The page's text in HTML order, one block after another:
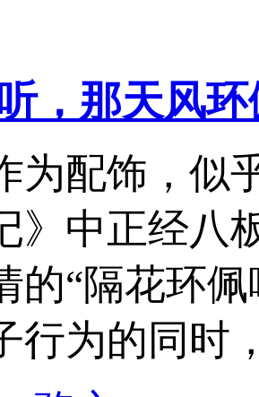
，那天风环
为配饰，似
》中正经
的“隔花环
行为的同